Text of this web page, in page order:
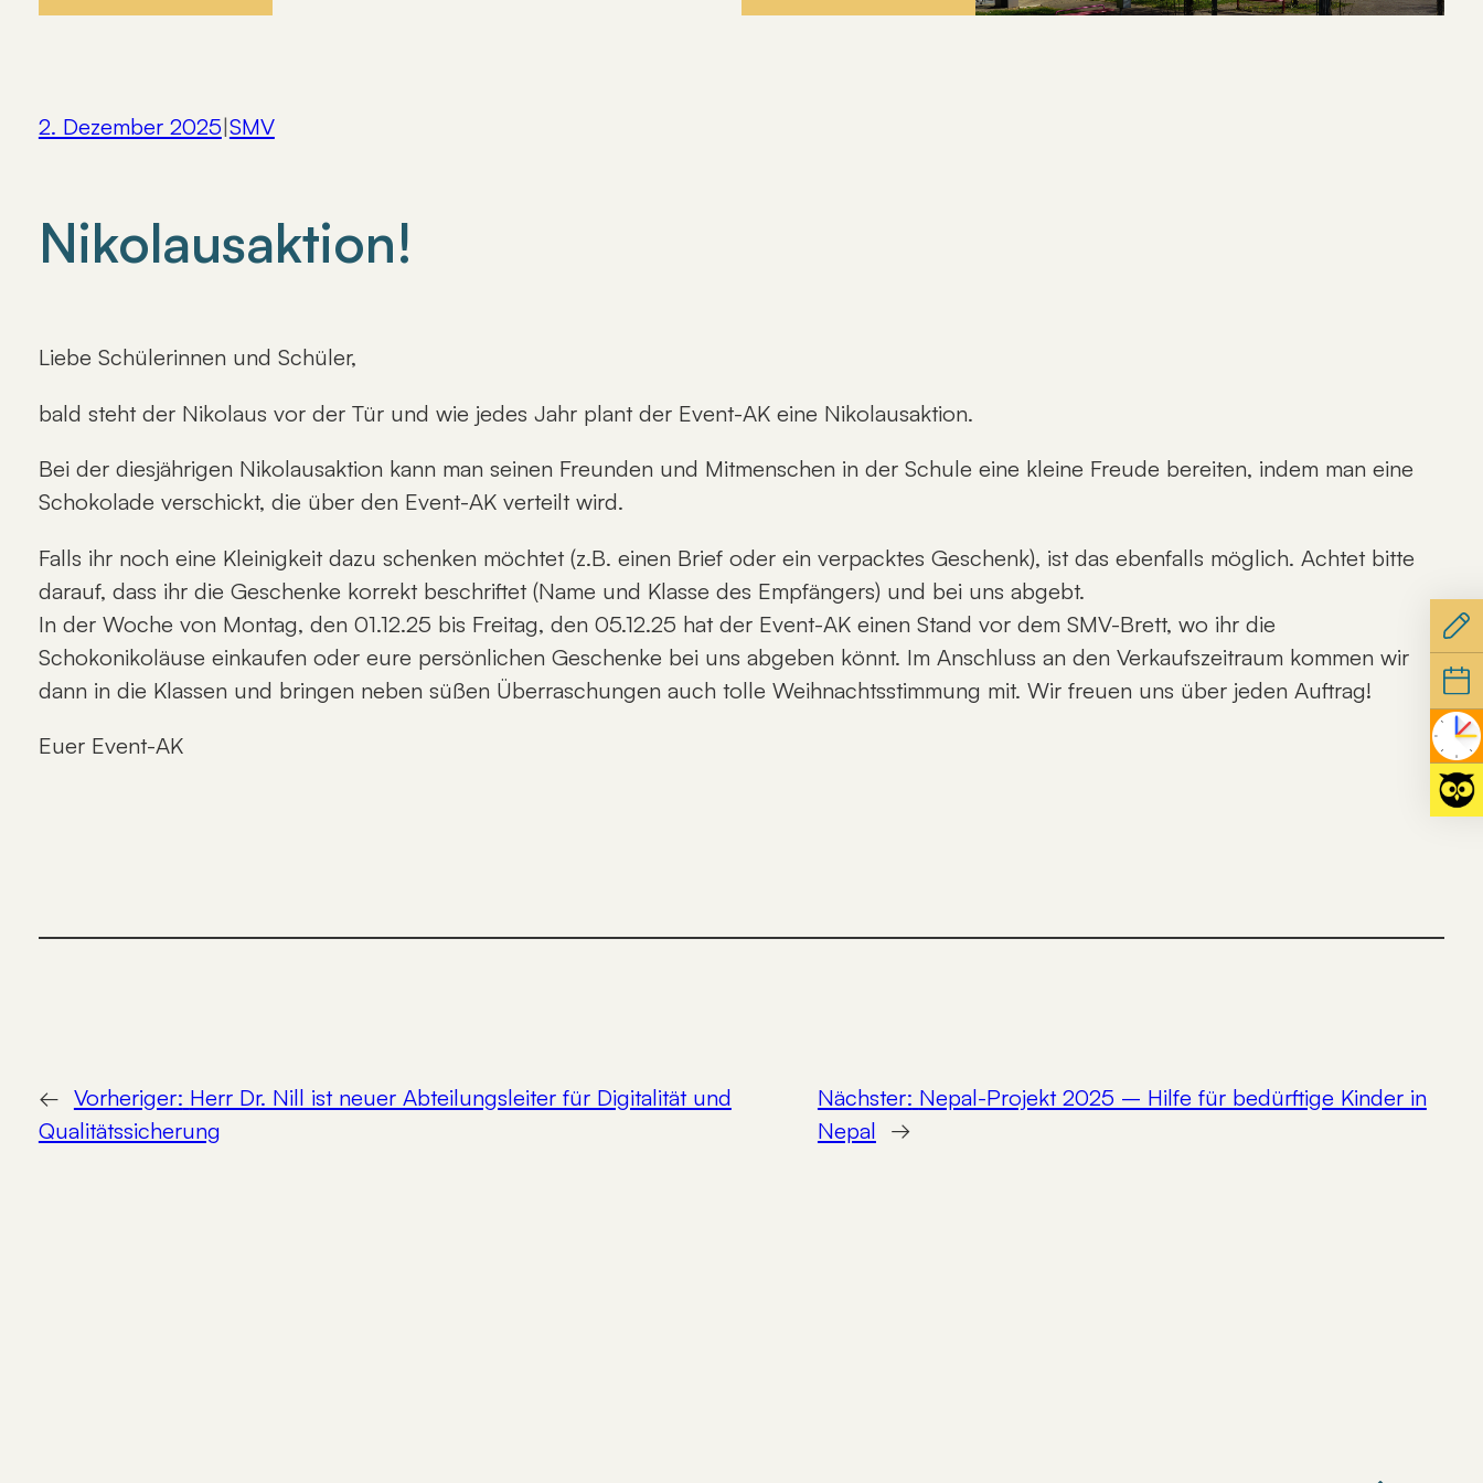
2. Dezember 2025|SMV
Nikolausaktion!
Liebe Schülerinnen und Schüler,
bald steht der Nikolaus vor der Tür und wie jedes Jahr plant der Event-AK eine Nikolausaktion.
Bei der diesjährigen Nikolausaktion kann man seinen Freunden und Mitmenschen in der Schule eine kleine Freude bereiten, indem man eine
Schokolade verschickt, die über den Event-AK verteilt wird.
Falls ihr noch eine Kleinigkeit dazu schenken möchtet (z.B. einen Brief oder ein verpacktes Geschenk), ist das ebenfalls möglich. Achtet bitte
darauf, dass ihr die Geschenke korrekt beschriftet (Name und Klasse des Empfängers) und bei uns abgebt.
In der Woche von Montag, den 01.12.25 bis Freitag, den 05.12.25 hat der Event-AK einen Stand vor dem SMV-Brett, wo ihr die
Schokonikoläuse einkaufen oder eure persönlichen Geschenke bei uns abgeben könnt. Im Anschluss an den Verkaufszeitraum kommen wir
dann in die Klassen und bringen neben süßen Überraschungen auch tolle Weihnachtsstimmung mit. Wir freuen uns über jeden Auftrag!
Euer Event-AK
← Vorheriger: Herr Dr. Nill ist neuer Abteilungsleiter für Digitalität und
Qualitätssicherung
Nächster: Nepal-Projekt 2025 – Hilfe für bedürftige Kinder in
Nepal →